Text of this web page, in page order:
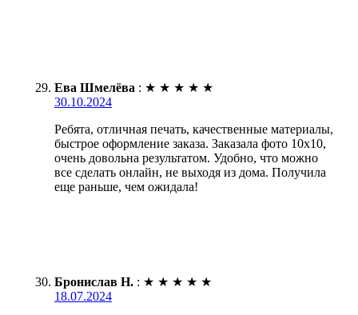
Ева Шмелёва : ★ ★ ★ ★ ★
30.10.2024
Ребята, отличная печать, качественные материалы,
быстрое оформление заказа. Заказала фото 10х10,
очень довольна результатом. Удобно, что можно
все сделать онлайн, не выходя из дома. Получила
еще раньше, чем ожидала!
Бронислав Н. : ★ ★ ★ ★ ★
18.07.2024